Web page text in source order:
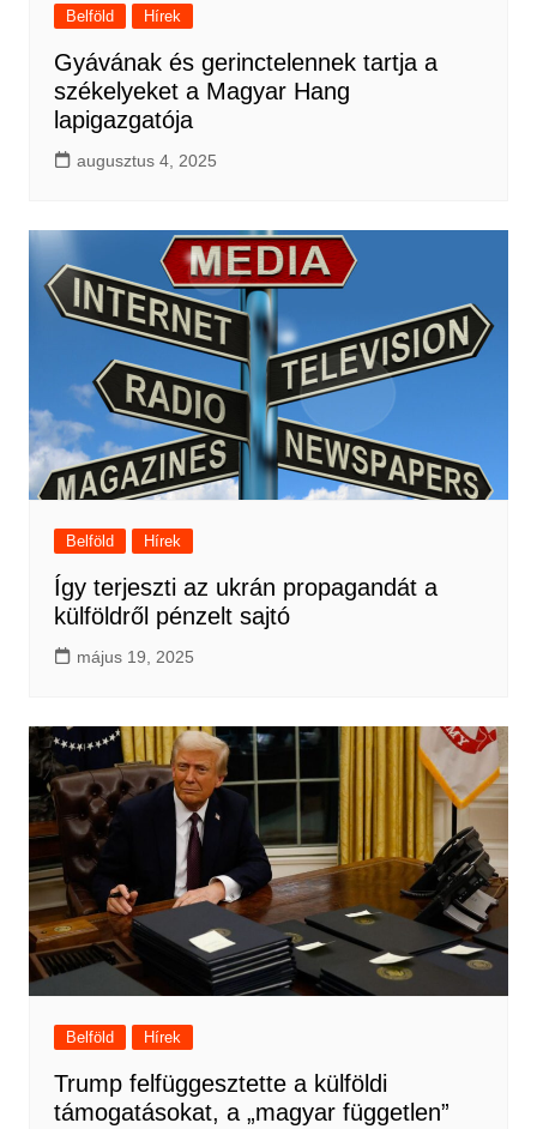
Belföld Hírek
Gyávának és gerinctelennek tartja a
székelyeket a Magyar Hang
lapigazgatója
augusztus 4, 2025
Belföld Hírek
Így terjeszti az ukrán propagandát a
külföldről pénzelt sajtó
május 19, 2025
Belföld Hírek
Trump felfüggesztette a külföldi
támogatásokat, a „magyar független”